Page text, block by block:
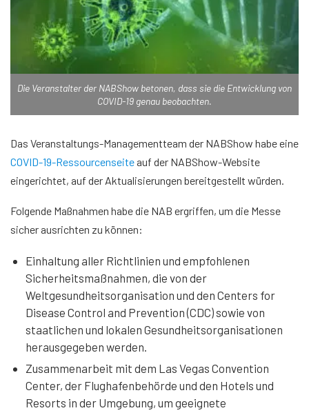
Die Veranstalter der NABShow betonen, dass sie die Entwicklung von
COVID-19 genau beobachten.
Das Veranstaltungs-Managementteam der NABShow habe eine
COVID-19-Ressourcenseite auf der NABShow-Website
eingerichtet, auf der Aktualisierungen bereitgestellt würden.
Folgende Maßnahmen habe die NAB ergriffen, um die Messe
sicher ausrichten zu können:
Einhaltung aller Richtlinien und empfohlenen
Sicherheitsmaßnahmen, die von der
Weltgesundheitsorganisation und den Centers for
Disease Control and Prevention (CDC) sowie von
staatlichen und lokalen Gesundheitsorganisationen
herausgegeben werden.
Zusammenarbeit mit dem Las Vegas Convention
Center, der Flughafenbehörde und den Hotels und
Resorts in der Umgebung, um geeignete